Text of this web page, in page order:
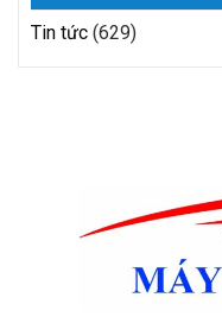
Tin tức (629)